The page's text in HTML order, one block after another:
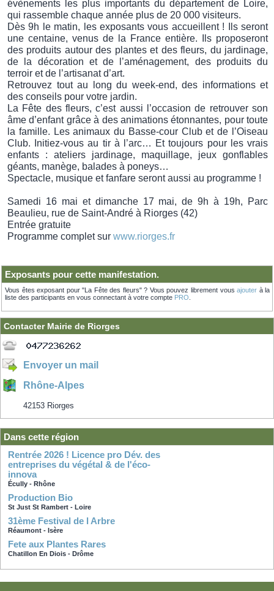
évènements les plus importants du département de Loire,
qui rassemble chaque année plus de 20 000 visiteurs.
Dès 9h le matin, les exposants vous accueillent ! Ils seront
une centaine, venus de la France entière. Ils proposeront
des produits autour des plantes et des fleurs, du jardinage,
de la décoration et de l’aménagement, des produits du
terroir et de l’artisanat d’art.
Retrouvez tout au long du week-end, des informations et
des conseils pour votre jardin.
La Fête des fleurs, c’est aussi l’occasion de retrouver son
âme d’enfant grâce à des animations étonnantes, pour toute
la famille. Les animaux du Basse-cour Club et de l’Oiseau
Club. Initiez-vous au tir à l’arc… Et toujours pour les vrais
enfants : ateliers jardinage, maquillage, jeux gonflables
géants, manège, balades à poneys…
Spectacle, musique et fanfare seront aussi au programme !
Samedi 16 mai et dimanche 17 mai, de 9h à 19h, Parc
Beaulieu, rue de Saint-André à Riorges (42)
Entrée gratuite
Programme complet sur www.riorges.fr
Exposants pour cette manifestation.
Vous êtes exposant pour "La Fête des fleurs" ? Vous pouvez librement vousajouter à la
liste des participants en vous connectant à votre compte PRO
Contacter Mairie de Riorges
Envoyer un mail
Rhône-Alpes
42153 Riorges
Dans cette région
Rentrée 2026 ! Licence pro Dév. des
entreprises du végétal & de l'éco-
innova
Écully - Rhône
Production Bio
St Just St Rambert - Loire
31ème Festival de l Arbre
Réaumont - Isère
Fete aux Plantes Rares
Chatillon En Diois - Drôme